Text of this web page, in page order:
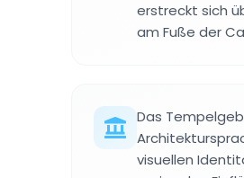
erstreckt sich
am Fuße der
Das
visuellen